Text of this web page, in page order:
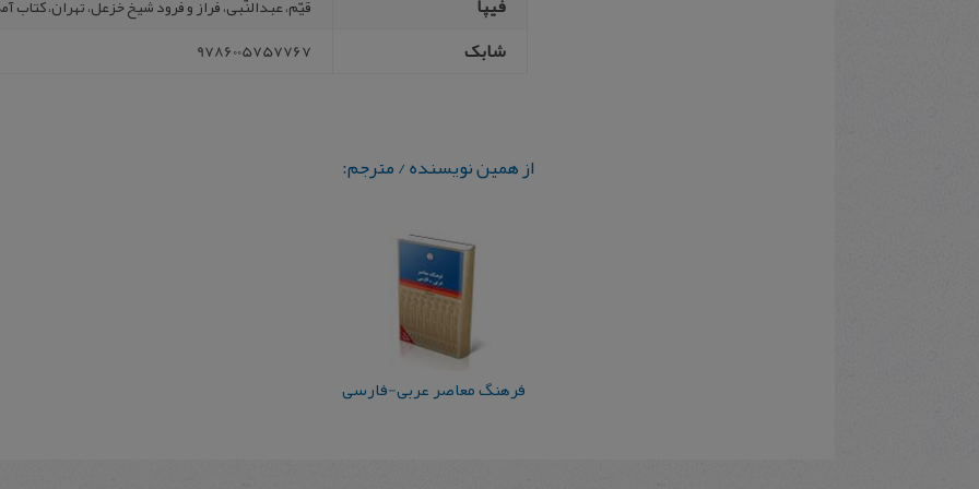
قیّم، عبدالنّبی، فراز و فرود شیخ خزعل، تهران، کتاب آمه، 1391، 493
شابک 9786005757767
از همین نویسنده / مترجم:
فرهنگ معاصر عربی-فارسی